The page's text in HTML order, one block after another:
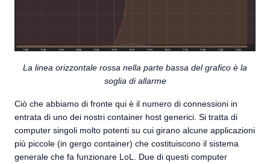
La linea orizzontale rossa nella parte bassa del grafico è la
soglia di allarme
Ciò che abbiamo di fronte qui è il numero di connessioni in
entrata di uno dei nostri container host generici. Si tratta di
computer singoli molto potenti su cui girano alcune applicazioni
più piccole (in gergo container) che costituiscono il sistema
generale che fa funzionare LoL. Due di questi computer